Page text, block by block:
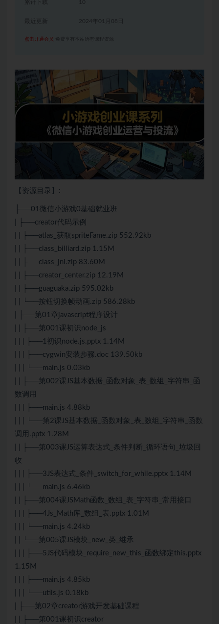
累计下载 10
2024年01月08日
点击开通会员 免费享有本站所有课程资源
【资源目录】:
├──01微信小游戏0基础就业班
| ├──creator代码示例
| | ├──atlas_获取spriteFame.zip 552.92kb
| | ├──class_billiard.zip 1.15M
| | ├──class_jni.zip 83.60M
| | ├──creator_center.zip 12.19M
| | ├──guaguaka.zip 595.02kb
| | └──按钮切换帧动画.zip 586.28kb
| ├──第01章javascript程序设计
| | ├──第001课初识node_js
| | | ├──1初识node.js.pptx 1.14M
| | | ├──cygwin安装步骤.doc 139.50kb
| | | └──main.js 0.03kb
| | ├──第002课JS基本数据_函数对象_表_数组_字符串_函
数调用
| | | ├──main.js 4.88kb
| | | └──第2课JS基本数据_函数对象_表_数组_字符串_函数
调用.pptx 1.28M
| | ├──第003课JS运算表达式_条件判断_循环语句_垃圾回
收
| | | ├──3JS表达式_条件_switch_for_while.pptx 1.14M
| | | └──main.js 6.46kb
| | ├──第004课JSMath函数_数组_表_字符串_常用接口
| | | ├──4Js_Math库_数组_表.pptx 1.01M
| | | └──main.js 4.24kb
| | └──第005课JS模块_new_类_继承
| | | ├──5JS代码模块_require_new_this_函数绑定this.pptx
1.15M
| | | ├──main.js 4.85kb
| | | └──utils.js 0.18kb
| ├──第02章creator游戏开发基础课程
| | ├──第001课初识creator